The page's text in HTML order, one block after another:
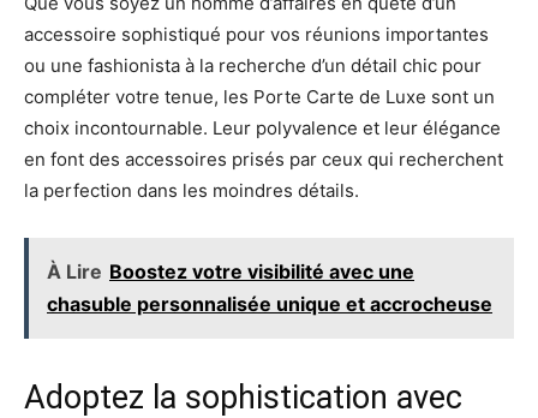
accessoire sophistiqué pour vos réunions importantes
ou une fashionista à la recherche d’un détail chic pour
compléter votre tenue, les Porte Carte de Luxe sont un
choix incontournable. Leur polyvalence et leur élégance
en font des accessoires prisés par ceux qui recherchent
la perfection dans les moindres détails.
À Lire Boostez votre visibilité avec une
chasuble personnalisée unique et accrocheuse
Adoptez la sophistication avec